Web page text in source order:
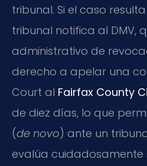
tribunal. Si el caso
tribunal notifica al DMV,
administrativo de
derecho a apelar una
Court al Fairfax County
de diez días, lo que
(de novo) ante un
evalúa cuidadosamente